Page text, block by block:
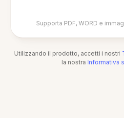
Supporta PDF, WORD e
Utilizzando il prodotto, accetti i nostri
la nostra Informativa